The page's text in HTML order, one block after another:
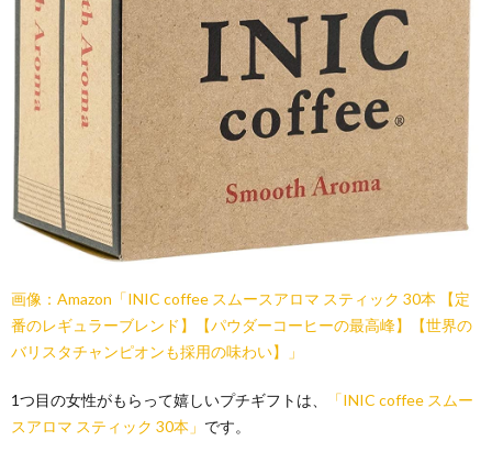
画像：Amazon「INIC coffee スムースアロマ スティック 30本 【定
番のレギュラーブレンド】【パウダーコーヒーの最高峰】【世界の
バリスタチャンピオンも採用の味わい】」
1つ目の女性がもらって嬉しいプチギフトは、
「INIC coffee スムー
スアロマ スティック 30本」 です。